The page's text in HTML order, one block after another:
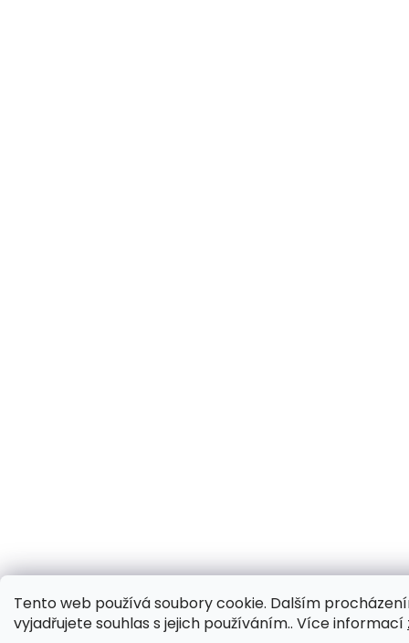
Tento web používá soubory cookie. Dalším
vyjadřujete souhlas s jejich používáním.. Více informací